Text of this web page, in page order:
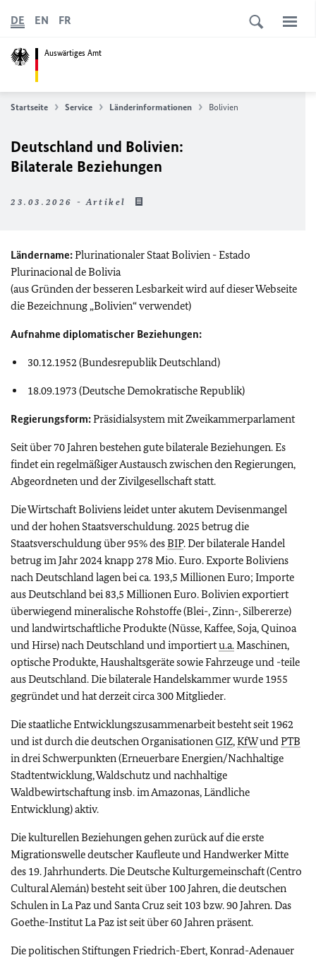
Auswärtiges Amt
DE EN FR
Startseite Service Länderinformationen Bolivien
Deutschland und Bolivien:
Bilaterale Beziehungen
23.03.2026 - Artikel
Ländername:Plurinationaler Staat Bolivien -Estado
Plurinacional de Bolivia
(aus Gründen der besseren Lesbarkeit wird auf dieser Webseite
die Bezeichnung „Bolivien“ verwendet)
Aufnahme diplomatischer Beziehungen:
30.12.1952 (Bundesrepublik Deutschland)
18.09.1973 (Deutsche Demokratische Republik)
Regierungsform:Präsidialsystem mit Zweikammerparlament
Seit über 70 Jahren bestehen gute bilaterale Beziehungen. Es
findet ein regelmäßiger Austausch zwischen den Regierungen,
Abgeordneten und der Zivilgesellschaft statt.
Die Wirtschaft Boliviens leidet unter akutem Devisenmangel
und der hohen Staatsverschuldung. 2025 betrug die
Staatsverschuldung über 95% desBIP. Der bilaterale Handel
betrug im Jahr 2024 knapp 278 Mio. Euro. Exporte Boliviens
nach Deutschland lagen bei ca. 193,5 Millionen Euro; Importe
aus Deutschland bei 83,5 Millionen Euro. Bolivien exportiert
überwiegend mineralische Rohstoffe (Blei-, Zinn-, Silbererze)
und landwirtschaftliche Produkte (Nüsse, Kaffee, Soja, Quinoa
und Hirse) nach Deutschland und importiertu.a.Maschinen,
optische Produkte, Haushaltsgeräte sowie Fahrzeuge und -teile
aus Deutschland. Die bilaterale Handelskammer wurde 1955
gegründet und hat derzeit circa 300 Mitglieder.
Die staatliche Entwicklungszusammenarbeit besteht seit 1962
und ist durch die deutschen OrganisationenGIZ,KfWundPTB
in drei Schwerpunkten (Erneuerbare Energien/Nachhaltige
Stadtentwicklung, Waldschutz und nachhaltige
Waldbewirtschaftung insb. im Amazonas, Ländliche
Entwicklung) aktiv.
Die kulturellen Beziehungen gehen zurück auf die erste
Migrationswelle deutscher Kaufleute und Handwerker Mitte
des 19. Jahrhunderts. Die Deutsche Kulturgemeinschaft (Centro
Cultural Alemán) besteht seit über 100 Jahren, die deutschen
Schulen in La Paz und Santa Cruz seit 103 bzw. 90 Jahren. Das
Goethe-Institut La Paz ist seit über 60 Jahren präsent.
Die politischen Stiftungen Friedrich-Ebert, Konrad-Adenauer